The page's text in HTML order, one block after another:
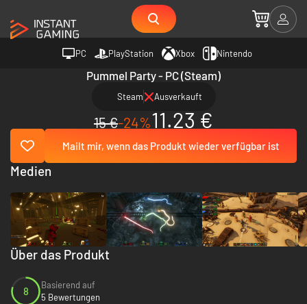
PC PlayStation Xbox Nintendo
Pummel Party - PC (Steam)
Steam Ausverkauft
15 €-24%11.23 €
Mailt mir, wenn das Produkt wieder verfügbar ist
Über das Produkt
8
Basierend auf
5 Bewertungen
Medien